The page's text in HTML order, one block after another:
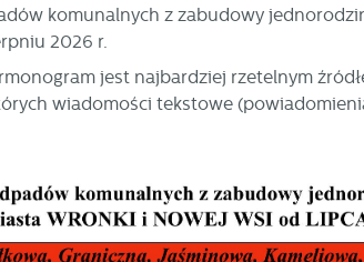
komunalnych z zabudowy
2026 r.
jest najbardziej rzetelnym
wiadomości tekstowe